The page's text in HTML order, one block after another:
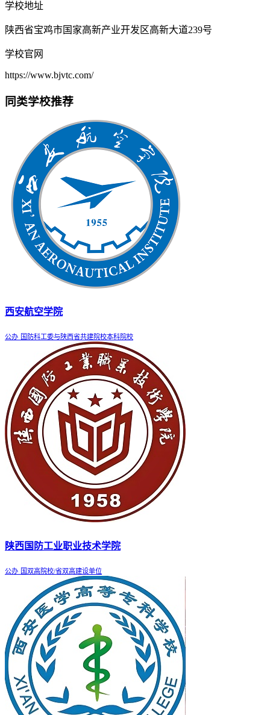
学校地址
陕西省宝鸡市国家高新产业开发区高新大道239号
学校官网
https://www.bjvtc.com/
同类学校推荐
西安航空学院
公办 国防科工委与陕西省共建院校本科院校
陕西国防工业职业技术学院
公办 国双高院校/省双高建设单位